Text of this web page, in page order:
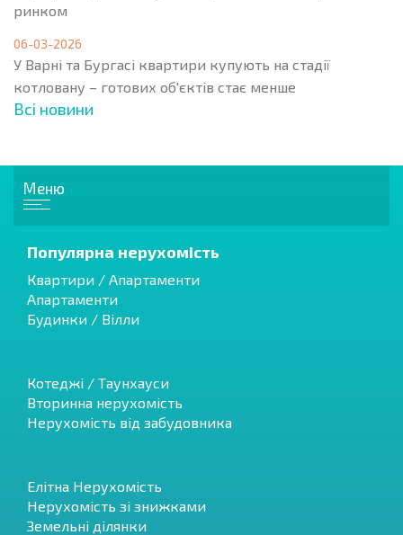
ринком
06-03-2026
У Варні та Бургасі квартири купують на стадії
котловану – готових об'єктів стає менше
Всі новини
Меню
Популярна нерухомість
Квартири / Апартаменти
Апартаменти
Будинки / Вілли
Котеджі / Таунхауси
Вторинна нерухомість
Нерухомість від забудовника
Елітна Нерухомість
Нерухомість зі знижками
Земельні ділянки